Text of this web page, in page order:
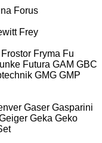
Forus
Frey
Frostor Fryma Fu
Futura GAM GBC
GMG GMP
Gaser Gasparini
Geka Geko